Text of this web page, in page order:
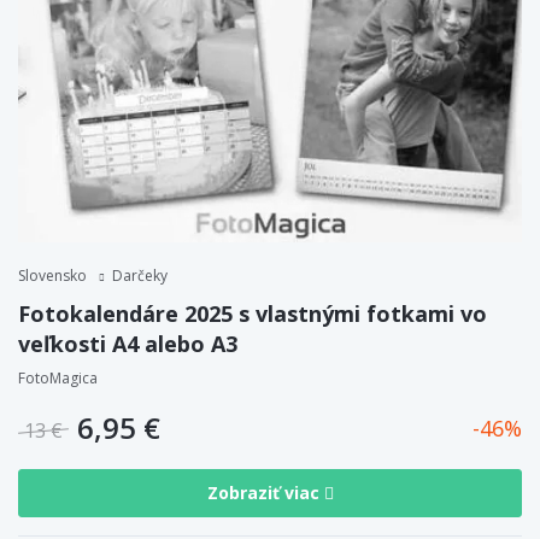
Slovensko Darčeky
Fotokalendáre 2025 s vlastnými fotkami vo
veľkosti A4 alebo A3
FotoMagica
13 € 6,95 € 46
Zobraziť viac